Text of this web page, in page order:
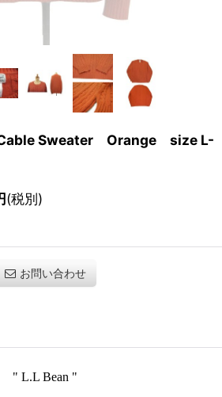
Sweater Orange size L-
(税別)
お問い合わせ
" L.L Bean "